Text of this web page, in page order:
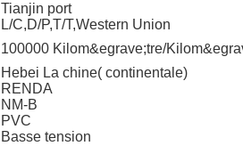
Tianjin port
L/C,D/P,T/T,Western Union
100000 Kilom&egrave;tre/
Hebei La chine( continentale)
RENDA
NM-B
PVC
Basse tension